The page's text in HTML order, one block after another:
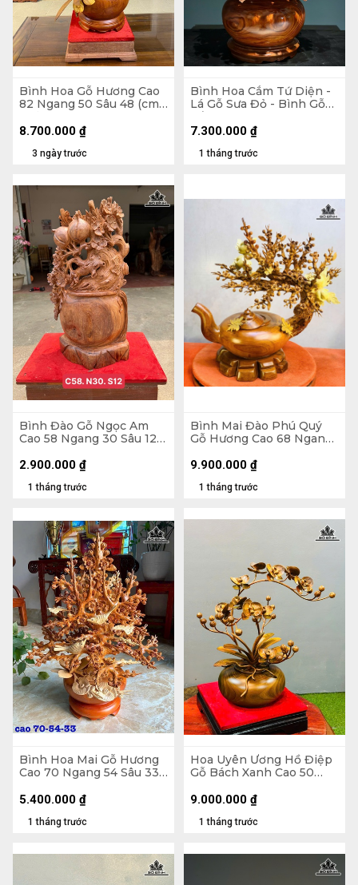
Bình Hoa Gỗ Hương Cao
82 Ngang 50 Sâu 48 (cm)
3 ngày trước
8.700.000 ₫
Bình Hoa Cắm Tứ Diện -
Lá Gỗ Sưa Đỏ - Bình Gỗ
Cẩm Paorosa Cao 58
Đường Kính 45 (cm)
1 tháng trước
7.300.000 ₫
Bình Đào Gỗ Ngọc Am
Cao 58 Ngang 30 Sâu 12
1 tháng trước
2.900.000 ₫
Bình Mai Đào Phú Quý
Gỗ Hương Cao 68 Ngang
1 tháng trước
9.900.000 ₫
Bình Hoa Mai Gỗ Hương
Cao 70 Ngang 54 Sâu 33
1 tháng trước
5.400.000 ₫
Hoa Uyên Ương Hồ Điệp
Gỗ Bách Xanh Cao 50
Đường Kính 23 Cao 14
1 tháng trước
9.000.000 ₫